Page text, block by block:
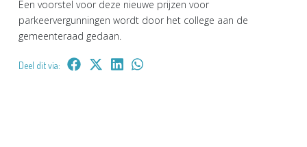
Een voorstel voor deze nieuwe prijzen voor
parkeervergunningen wordt door het college aan de
gemeenteraad gedaan.
Deel dit via: